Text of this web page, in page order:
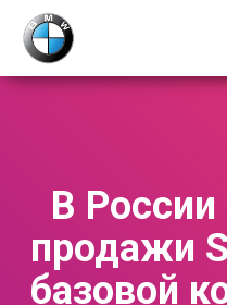
В России
продажи
базовой